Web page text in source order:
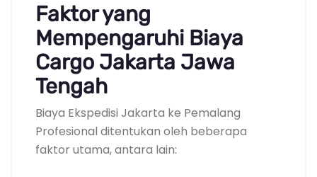
Faktor yang
Mempengaruhi Biaya
Cargo Jakarta Jawa
Tengah
Biaya Ekspedisi Jakarta ke Pemalang
Profesional ditentukan oleh beberapa
faktor utama, antara lain: